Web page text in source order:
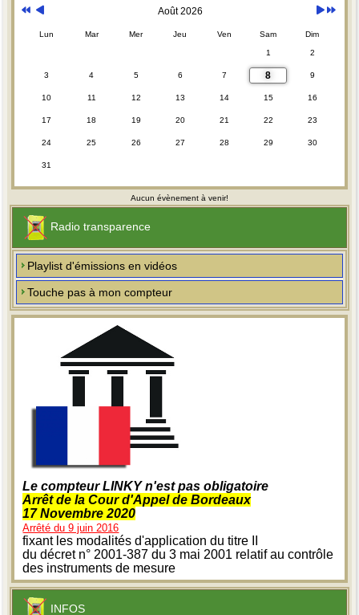
Août 2026
Lun Mar Mer Jeu Ven Sam Dim
1 2
3 4 5 6 7 8 9
10 11 12 13 14 15 16
17 18 19 20 21 22 23
24 25 26 27 28 29 30
31
Aucun évènement à venir!
Radio transparence
Playlist d'émissions en vidéos
Touche pas à mon compteur
Le compteur LINKY n'est pas obligatoire
Arrêt de la Cour d'Appel de Bordeaux
17 Novembre 2020
Arrêté du 9 juin 2016
fixant les modalités d'application du titre II
du décret n° 2001-387 du 3 mai 2001 relatif au contrôle
des instruments de mesure
INFOS